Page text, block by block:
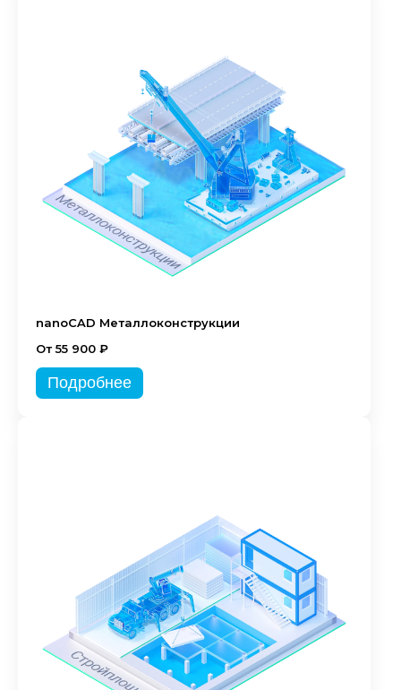
nanoCAD Металлоконструкции
От 55 900 ₽
Подробнее